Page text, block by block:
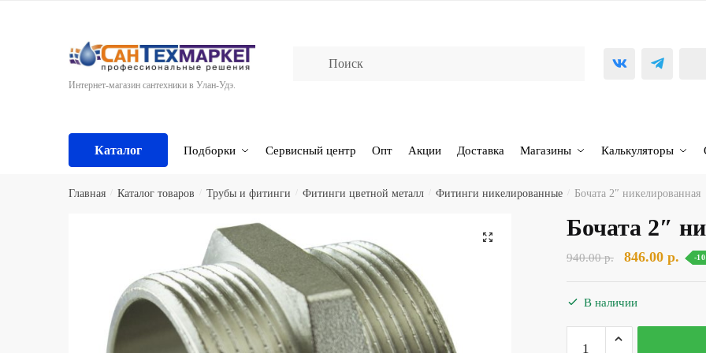
Интернет-магазин сантехники в Улан-Удэ.
Каталог Подборки Сервисный центр Опт Акции Доставка Магазины Калькуляторы
Главная Каталог товаров Трубы и фитинги Фитинги цветной металл Фитинги никелированные Бочата 2″ никелированная
🔍 Бочата 2″
940.00р.
составляла
940.00 р..
846.00 р. -
В наличии
Количество